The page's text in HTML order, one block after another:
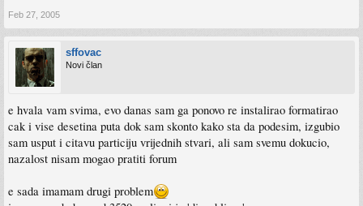
Feb 27, 2005
sffovac
Novi član
e hvala vam svima, evo danas sam ga ponovo re instalirao formatirao
cak i vise desetina puta dok sam skonto kako sta da podesim, izgubio
sam usput i citavu particiju vrijednih stvari, ali sam svemu dokucio,
nazalost nisam mogao pratiti forum
e sada imamam drugi problem